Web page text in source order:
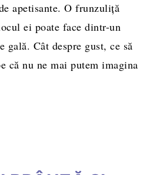
apetisante. O frunzuliţă
ei poate face dintr-un
gală. Cât despre gust, ce să
că nu ne mai putem imagina